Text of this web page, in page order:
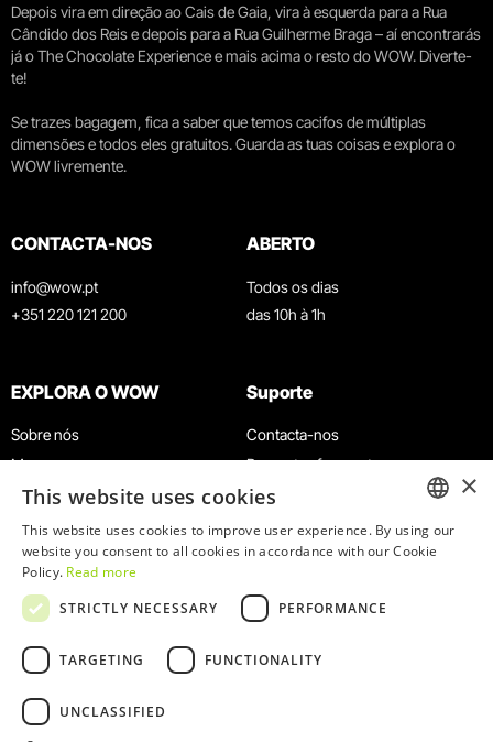
Depois vira em direção ao Cais de Gaia, vira à esquerda para a Rua
Cândido dos Reis e depois para a Rua Guilherme Braga – aí encontrarás
já o The Chocolate Experience e mais acima o resto do WOW. Diverte-
te!
Se trazes bagagem, fica a saber que temos cacifos de múltiplas
dimensões e todos eles gratuitos. Guarda as tuas coisas e explora o
WOW livremente.
CONTACTA-NOS
info@wow.pt
+351 220 121 200
ABERTO
Todos os dias
das 10h à 1h
EXPLORA O WOW
Sobre nós
Museus
Agenda
Notícias
Restaurantes
Cartão WOW
Grupos e Eventos
Serviço Educativo
Suporte
Contacta-nos
Perguntas frequentes
Termos e Condições
Política de privacidade e cookies
Trabalha connosco
Livro de reclamações
ENGLISH
×
This website uses cookies
This website uses cookies to improve user experience. By using our
website you consent to all cookies in accordance with our Cookie
Policy. Read more
STRICTLY NECESSARY
PERFORMANCE
TARGETING FUNCTIONALITY
UNCLASSIFIED